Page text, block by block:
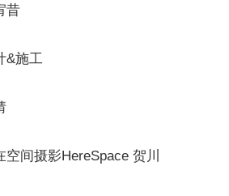
昔
&施工
间摄影HereSpace 贺川